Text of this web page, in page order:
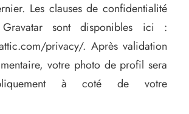
Les clauses de confidentialité
sont disponibles ici :
privacy/. Après validation
votre photo de profil sera
à coté de votre